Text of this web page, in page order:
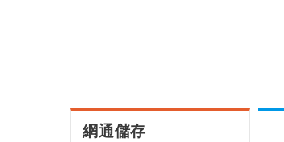
網通儲存